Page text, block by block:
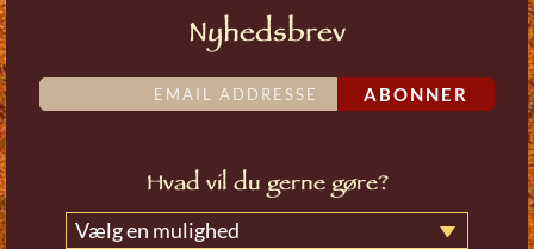
Nyhedsbrev
ABONNER
Hvad vil du gerne gøre?
Vælg en mulighed